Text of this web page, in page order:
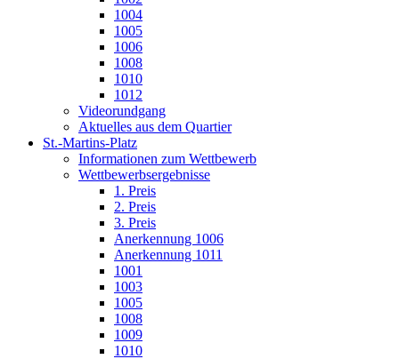
1004
1005
1006
1008
1010
1012
Videorundgang
Aktuelles aus dem Quartier
St.-Martins-Platz
Informationen zum Wettbewerb
Wettbewerbsergebnisse
1. Preis
2. Preis
3. Preis
Anerkennung 1006
Anerkennung 1011
1001
1003
1005
1008
1009
1010